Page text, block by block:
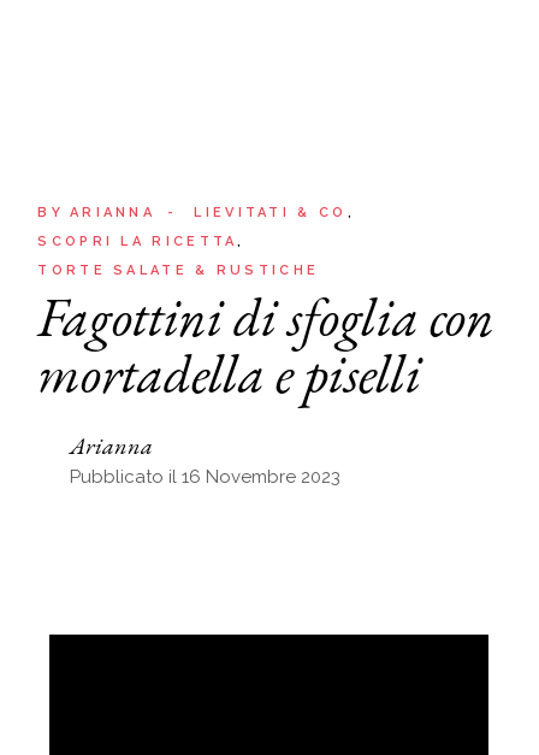
BY ARIANNA
LIEVITATI & CO
SCOPRI LA RICETTA
TORTE SALATE & RUSTICHE
Fagottini di sfoglia con
mortadella e piselli
Arianna
Pubblicato il 16 Novembre 2023